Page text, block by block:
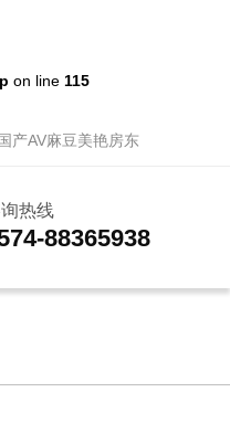
on line 115
产AV麻豆美艳房东
热线
88365938